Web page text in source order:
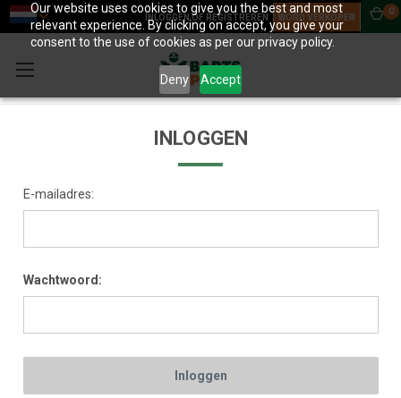
Our website uses cookies to give you the best and most
relevant experience. By clicking on accept, you give your
consent to the use of cookies as per our privacy policy.
Deny Accept
INLOGGEN OF REGISTREREN WORD VERKOPER
0
INLOGGEN
E-mailadres:
Wachtwoord: